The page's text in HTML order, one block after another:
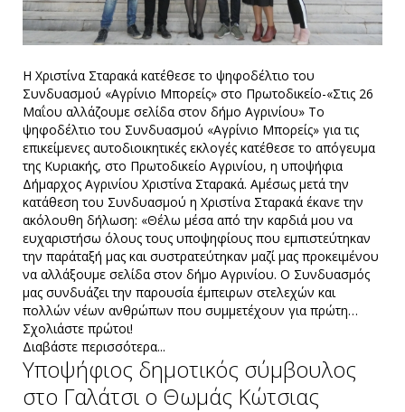
Η Χριστίνα Σταρακά κατέθεσε το ψηφοδέλτιο του
Συνδυασμού «Αγρίνιο Μπορείς» στο Πρωτοδικείο-«Στις 26
Μαΐου αλλάζουμε σελίδα στον δήμο Αγρινίου» Το
ψηφοδέλτιο του Συνδυασμού «Αγρίνιο Μπορείς» για τις
επικείμενες αυτοδιοικητικές εκλογές κατέθεσε το απόγευμα
της Κυριακής, στο Πρωτοδικείο Αγρινίου, η υποψήφια
Δήμαρχος Αγρινίου Χριστίνα Σταρακά. Αμέσως μετά την
κατάθεση του Συνδυασμού η Χριστίνα Σταρακά έκανε την
ακόλουθη δήλωση: «Θέλω μέσα από την καρδιά μου να
ευχαριστήσω όλους τους υποψηφίους που εμπιστεύτηκαν
την παράταξή μας και συστρατεύτηκαν μαζί μας προκειμένου
να αλλάξουμε σελίδα στον δήμο Αγρινίου. Ο Συνδυασμός
μας συνδυάζει την παρουσία έμπειρων στελεχών και
πολλών νέων ανθρώπων που συμμετέχουν για πρώτη…
Σχολιάστε πρώτοι!
Διαβάστε περισσότερα...
Υποψήφιος δημοτικός σύμβουλος
στο Γαλάτσι ο Θωμάς Κώτσιας